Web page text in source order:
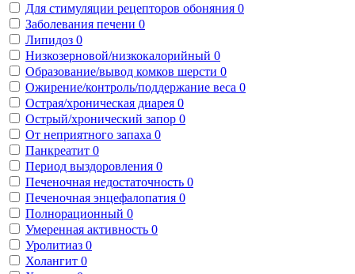
Для стимуляции рецепторов обоняния 0
Заболевания печени 0
Липидоз 0
Низкозерновой/низкокалорийный 0
Образование/вывод комков шерсти 0
Ожирение/контроль/поддержание веса 0
Острая/хроническая диарея 0
Острый/хронический запор 0
От неприятного запаха 0
Панкреатит 0
Период выздоровления 0
Печеночная недостаточность 0
Печеночная энцефалопатия 0
Полнорационный 0
Умеренная активность 0
Уролитиаз 0
Холангит 0